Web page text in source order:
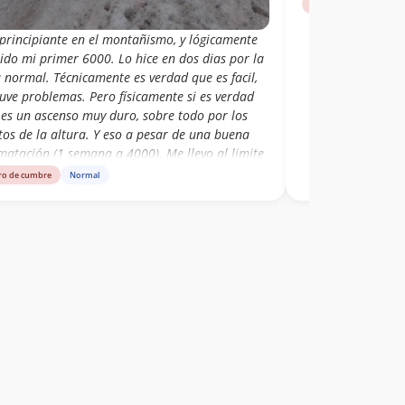
en el montañismo, y lógicamente
mi primer 6000. Lo hice en dos dias por la
Técnicamente es verdad que es facil,
problemas. Pero físicamente si es verdad
un ascenso muy duro, sobre todo por los
de la altura. Y eso a pesar de una buena
(1 semana a 4000). Me llevo al limite
pero merecio la pena. Lo unico es que
de cumbre Normal